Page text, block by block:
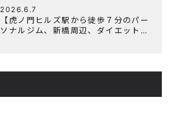
2026.6.7
【虎ノ門ヒルズ駅から徒歩７分のパー
ソナルジム、新橋周辺、ダイエットに